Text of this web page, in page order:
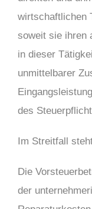
wirtschaftlichen
soweit sie ihren
in dieser
unmittelbarer
des
Im Streitfall
Die
der